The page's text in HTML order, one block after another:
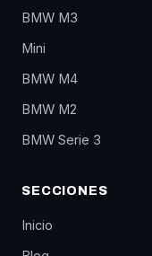
BMW M3
Mini
BMW M4
BMW M2
BMW Serie 3
SECCIONES
Inicio